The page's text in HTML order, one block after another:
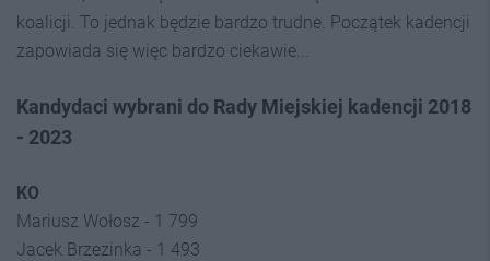
koalicji. To jednak będzie bardzo trudne. Początek kadencji
zapowiada się więc bardzo ciekawie...
Kandydaci wybrani do Rady Miejskiej kadencji 2018
- 2023
KO
Mariusz Wołosz - 1 799
Jacek Brzezinka - 1 493